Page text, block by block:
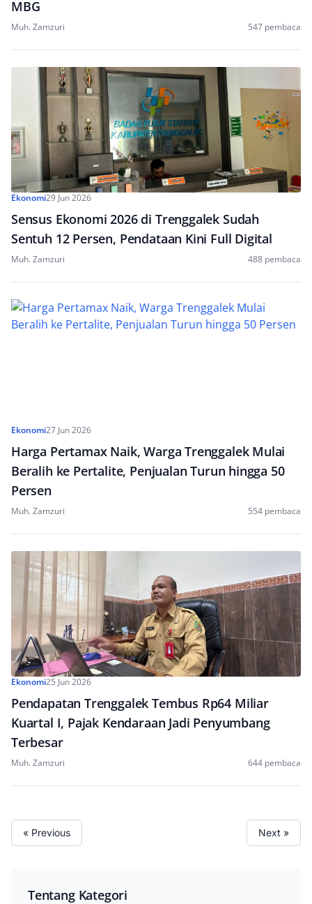
MBG
Muh. Zamzuri 547 pembaca
Ekonomi29 Jun 2026
Sensus Ekonomi 2026 di Trenggalek Sudah
Sentuh 12 Persen, Pendataan Kini Full Digital
Muh. Zamzuri 488 pembaca
Ekonomi27 Jun 2026
Harga Pertamax Naik, Warga Trenggalek Mulai
Beralih ke Pertalite, Penjualan Turun hingga 50
Persen
Muh. Zamzuri 554 pembaca
Ekonomi25 Jun 2026
Pendapatan Trenggalek Tembus Rp64 Miliar
Kuartal I, Pajak Kendaraan Jadi Penyumbang
Terbesar
Muh. Zamzuri 644 pembaca
« Previous Next »
Tentang Kategori